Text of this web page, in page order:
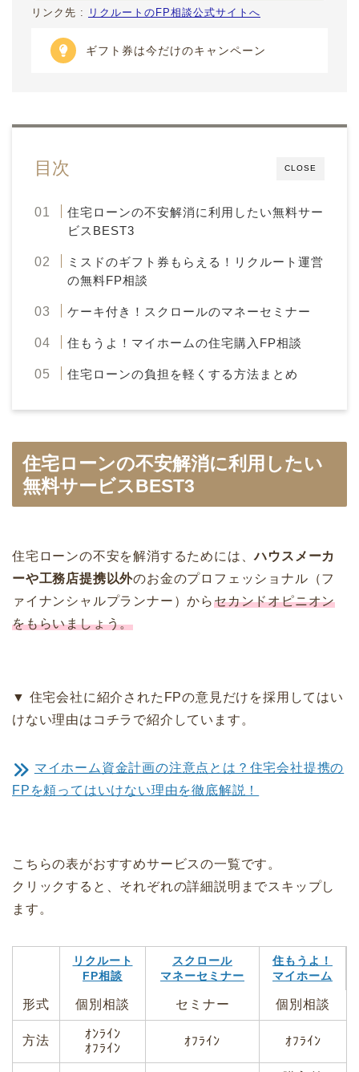
リンク先 : リクルートのFP相談公式サイトへ
ギフト券は今だけのキャンペーン
CLOSE
目次
住宅ローンの不安解消に利用したい無料サー
ビスBEST3
ミスドのギフト券もらえる！リクルート運営
の無料FP相談
ケーキ付き！スクロールのマネーセミナー
住もうよ！マイホームの住宅購入FP相談
住宅ローンの負担を軽くする方法まとめ
住宅ローンの不安解消に利用したい
無料サービスBEST3
住宅ローンの不安を解消するためには、ハウスメーカ
ーや工務店提携以外のお金のプロフェッショナル（フ
ァイナンシャルプランナー）からセカンドオピニオン
をもらいましょう。
▼ 住宅会社に紹介されたFPの意見だけを採用してはい
けない理由はコチラで紹介しています。
マイホーム資金計画の注意点とは？住宅会社提携の
FPを頼ってはいけない理由を徹底解説！
こちらの表がおすすめサービスの一覧です。
クリックすると、それぞれの詳細説明までスキップし
ます。
リクルート
FP相談
スクロール
マネーセミナー
住もうよ！
マイホーム
形式 個別相談 セミナー 個別相談
方法
ｵﾝﾗｲﾝ
ｵﾌﾗｲﾝ
ｵﾌﾗｲﾝ ｵﾌﾗｲﾝ